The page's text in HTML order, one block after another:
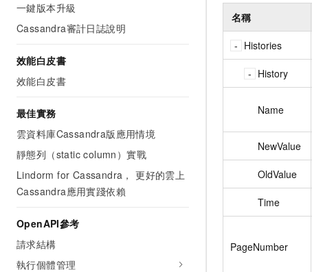
一鍵版本升級
Cassandra審計日誌說明
效能白皮書
效能白皮書
最佳實務
雲資料庫Cassandra版應用情境
靜態列（static column）實戰
Lindorm for Cassandra， 更好的雲上
Cassandra應用實踐依賴
OpenAPI參考
請求結構
執行個體管理
名稱
Histories
History
Name
NewValue
OldValue
Time
PageNumber